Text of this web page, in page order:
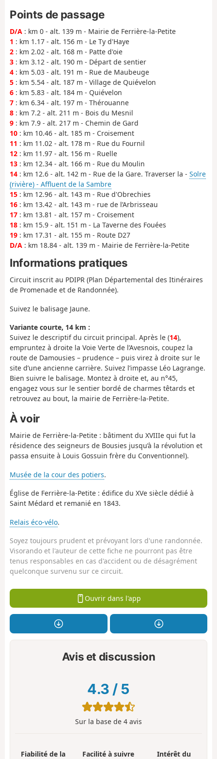
Points de passage
D/A : km 0 - alt. 139 m - Mairie de Ferrière-la-Petite
1 : km 1.17 - alt. 156 m - Le Ty d'Haye
2 : km 2.02 - alt. 168 m - Patte d'oie
3 : km 3.12 - alt. 190 m - Départ de sentier
4 : km 5.03 - alt. 191 m - Rue de Maubeuge
5 : km 5.54 - alt. 187 m - Village de Quiévelon
6 : km 5.83 - alt. 184 m - Quiévelon
7 : km 6.34 - alt. 197 m - Thérouanne
8 : km 7.2 - alt. 211 m - Bois du Mesnil
9 : km 7.9 - alt. 217 m - Chemin de Gard
10 : km 10.46 - alt. 185 m - Croisement
11 : km 11.02 - alt. 178 m - Rue du Fournil
12 : km 11.97 - alt. 156 m - Ruelle
13 : km 12.34 - alt. 166 m - Rue du Moulin
14 : km 12.6 - alt. 142 m - Rue de la Gare. Traverser la - Solre
(rivière) - Affluent de la Sambre
15 : km 12.96 - alt. 143 m - Rue d'Obrechies
16 : km 13.42 - alt. 143 m - rue de l’Arbrisseau
17 : km 13.81 - alt. 157 m - Croisement
18 : km 15.9 - alt. 151 m - La Taverne des Fouées
19 : km 17.31 - alt. 155 m - Route D27
D/A : km 18.84 - alt. 139 m - Mairie de Ferrière-la-Petite
Informations pratiques
Circuit inscrit au PDIPR (Plan Départemental des Itinéraires
de Promenade et de Randonnée).
Suivez le balisage Jaune.
Variante courte, 14 km :
Suivez le descriptif du circuit principal. Après le (14),
empruntez à droite la Voie Verte de l’Avesnois, coupez la
route de Damousies – prudence – puis virez à droite sur le
site d’une ancienne carrière. Suivez l’impasse Léo Lagrange.
Bien suivre le balisage. Montez à droite et, au n°45,
engagez vous sur le sentier bordé de charmes têtards et
retrouvez au bout, la mairie de Ferrière-la-Petite.
À voir
Mairie de Ferrière-la-Petite : bâtiment du XVIIIe qui fut la
résidence des seigneurs de Bousies jusqu’à la révolution et
passa ensuite à Louis Gossuin frère du Conventionnel).
Musée de la cour des potiers.
Église de Ferrière-la-Petite : édifice du XVe siècle dédié à
Saint Médard et remanié en 1843.
Relais éco-vélo.
Soyez toujours prudent et prévoyant lors d'une randonnée.
Visorando et l'auteur de cette fiche ne pourront pas être
tenus responsables en cas d'accident ou de désagrément
quelconque survenu sur ce circuit.
Ouvrir dans l'app
Avis et discussion
4.3 / 5
Sur la base de 4 avis
Fiabilité de la Facilité à suivre Intérêt du